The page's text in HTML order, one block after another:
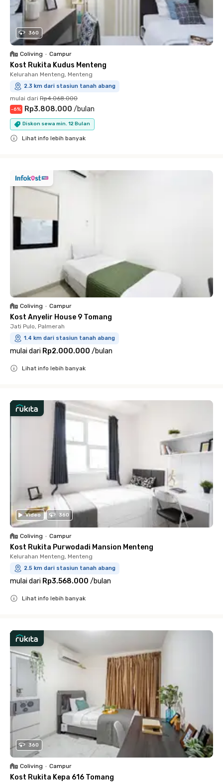
360
Coliving • Campur
Kost Rukita Kudus Menteng
Kelurahan Menteng, Menteng
2.3 km dari stasiun tanah abang
mulai dari Rp4.068.000
-6% Rp3.808.000 /bulan
Diskon sewa min. 12 Bulan
Lihat info lebih banyak
Coliving • Campur
Kost Anyelir House 9 Tomang
Jati Pulo, Palmerah
1.4 km dari stasiun tanah abang
mulai dari Rp2.000.000 /bulan
Lihat info lebih banyak
Video 360
Coliving • Campur
Kost Rukita Purwodadi Mansion Menteng
Kelurahan Menteng, Menteng
2.5 km dari stasiun tanah abang
mulai dari Rp3.568.000 /bulan
Lihat info lebih banyak
360
Coliving • Campur
Kost Rukita Kepa 616 Tomang